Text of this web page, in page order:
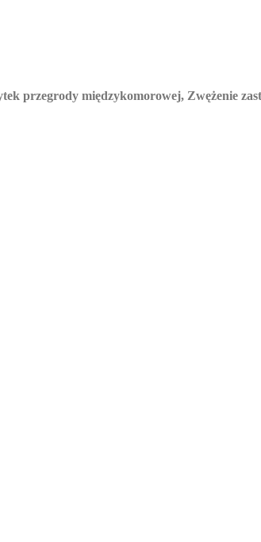
przegrody międzykomorowej, Zwężenie